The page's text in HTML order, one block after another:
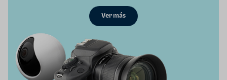
Ver más